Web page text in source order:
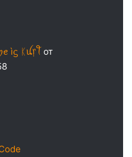
ìᦓ ᛕꪊ᥅ꪻот